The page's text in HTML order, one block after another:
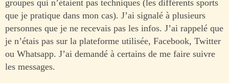
groupes qui n’étaient pas techniques (les différents sports
que je pratique dans mon cas). J’ai signalé à plusieurs
personnes que je ne recevais pas les infos. J’ai rappelé que
je n’étais pas sur la plateforme utilisée, Facebook, Twitter
ou Whatsapp. J’ai demandé à certains de me faire suivre
les messages.